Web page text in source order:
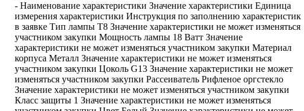
- Наименование характеристики Значение характеристики Единица
измерения характеристики Инструкция по заполнению характеристик
в заявке Тип лампы Т8 Значение характеристики не может изменяться
участником закупки Мощность лампы 18 Ватт Значение
характеристики не может изменяться участником закупки Материал
корпуса Металл Значение характеристики не может изменяться
участником закупки Цоколь G13 Значение характеристики не может
изменяться участником закупки Рассеиватель Рифленое оргстекло
Значение характеристики не может изменяться участником закупки
Класс защиты 1 Значение характеристики не может изменяться